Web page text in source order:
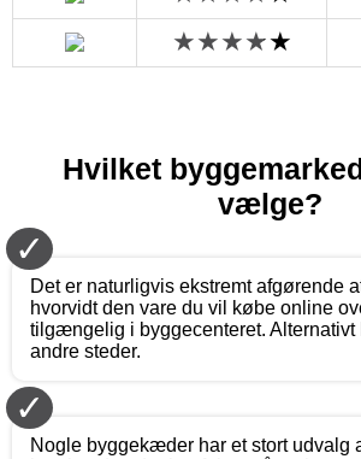
Hvilket
vælge?
✓
Det er naturligvis ekstremt afgørende
hvorvidt den vare du vil købe online
tilgængelig i byggecenteret. Alternativt
andre steder.
✓
Nogle byggekæder har et stort udvalg